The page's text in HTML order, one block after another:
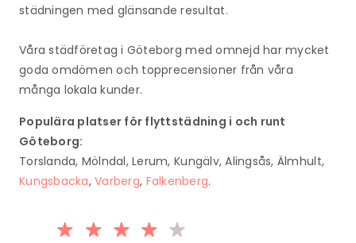
städningen med glänsande resultat.
Våra städföretag i Göteborg med omnejd har mycket
goda omdömen och topprecensioner från våra
många lokala kunder.
Populära platser för flyttstädning i och runt
Göteborg:
Torslanda, Mölndal, Lerum, Kungälv, Alingsås, Älmhult,
Kungsbacka,Varberg, Falkenberg.